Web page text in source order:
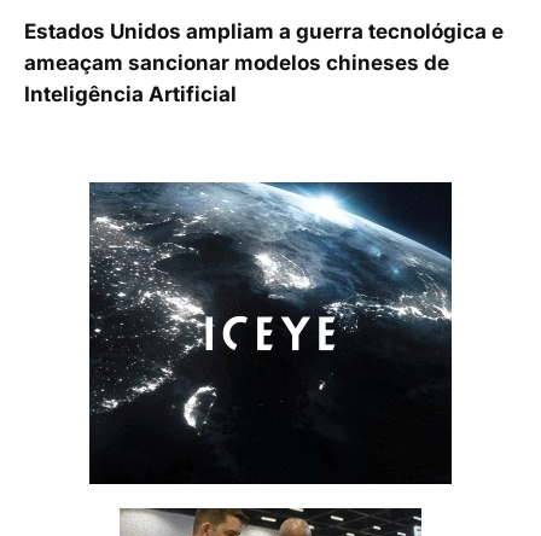
Estados Unidos ampliam a guerra tecnológica e
ameaçam sancionar modelos chineses de
Inteligência Artificial